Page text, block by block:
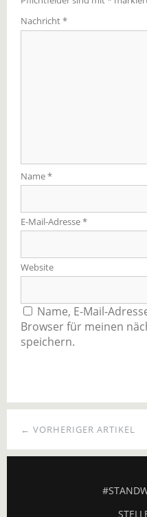
Nachricht*
Name*
E-Mail-Adresse*
Website
Name, E-Mail-
Browser für meinen
speichern.
← VORHERIGER ARTIKEL